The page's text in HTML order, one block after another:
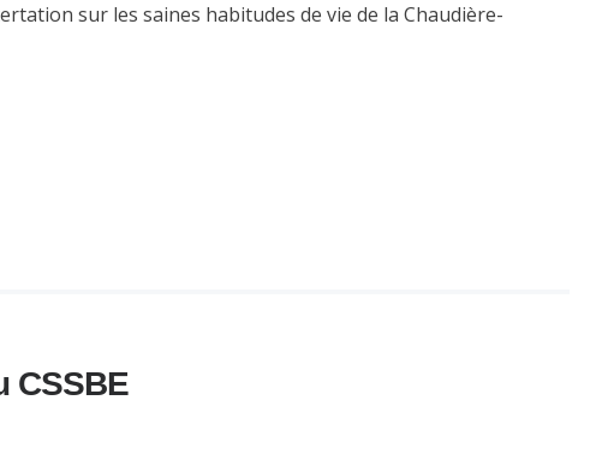
sur les saines habitudes de vie de la Chaudière-
CSSBE